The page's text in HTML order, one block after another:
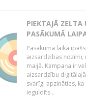
PIEKTAJĀ ZELTA
PASĀKUMĀ
Pasākuma laikā
aizsardzības nozīmi,
maijā. Kampaņa ir
aizsardzību
svarīgi apzināties,
ieguldīts...